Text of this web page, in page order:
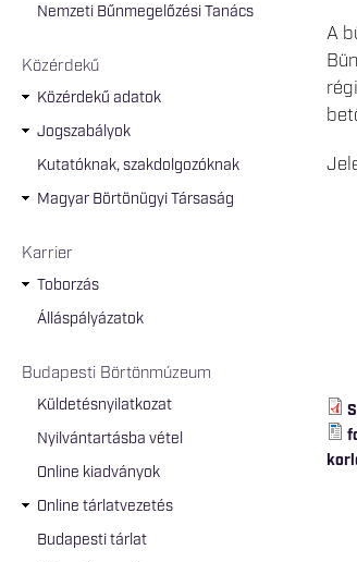
Nemzeti Bűnmegelőzési Tanács
Közérdekű
Közérdekű adatok
Jogszabályok
Kutatóknak, szakdolgozóknak
Magyar Börtönügyi Társaság
Karrier
Toborzás
Álláspályázatok
Budapesti Börtönmúzeum
Küldetésnyilatkozat
Nyilvántartásba vétel
Online kiadványok
Online tárlatvezetés
Budapesti tárlat
A